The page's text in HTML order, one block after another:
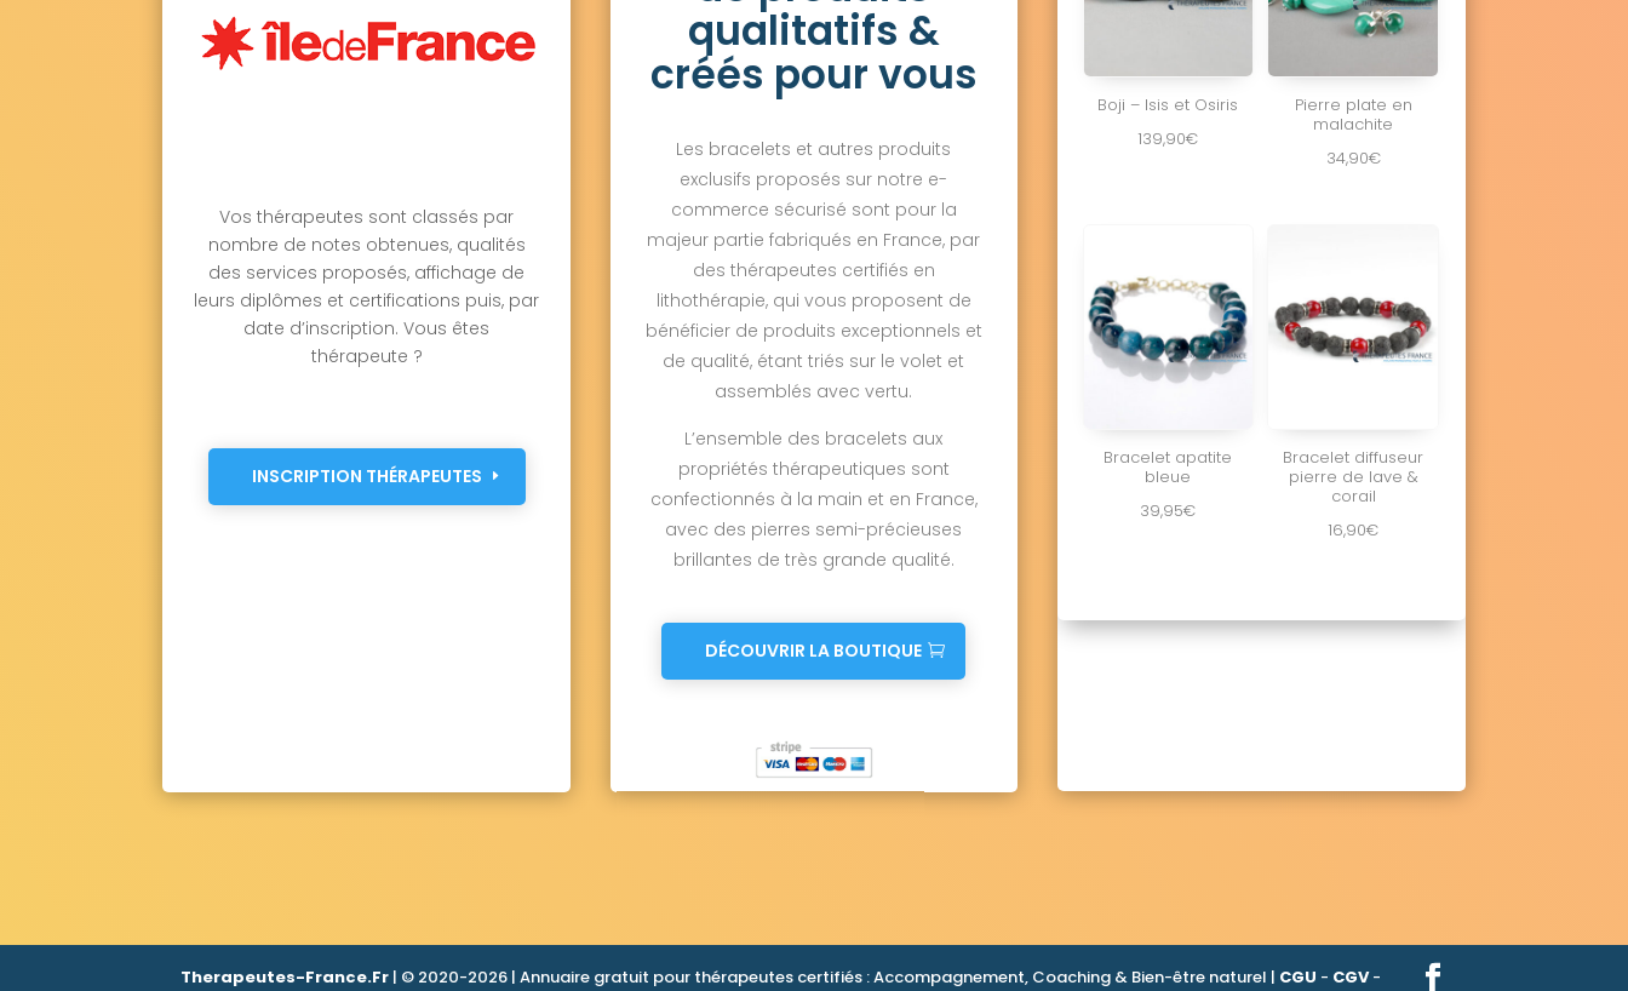
Vos thérapeutes sont classés par
nombre de notes obtenues, qualités
des services proposés, affichage de
leurs diplômes et certifications puis, par
date d’inscription. Vous êtes
thérapeute ?
INSCRIPTION THÉRAPEUTES
qualitatifs &
créés pour vous
Les bracelets et autres produits
exclusifs proposés sur notre e-
commerce sécurisé sont pour la
majeur partie fabriqués en France, par
des thérapeutes certifiés en
lithothérapie, qui vous proposent de
bénéficier de produits exceptionnels et
de qualité, étant triés sur le volet et
assemblés avec vertu.
L’ensemble des bracelets aux
propriétés thérapeutiques sont
confectionnés à la main et en France,
avec des pierres semi-précieuses
brillantes de très grande qualité.
DÉCOUVRIR LA BOUTIQUE
Boji – Isis et Osiris
139,90€
Pierre plate en
malachite
34,90€
Bracelet apatite
bleue
39,95€
Bracelet diffuseur
pierre de lave &
corail
16,90€
Therapeutes-France.Fr | © 2020-2026 | Annuaire gratuit pour thérapeutes certifiés : Accompagnement, Coaching & Bien-être naturel | CGU - CGV-